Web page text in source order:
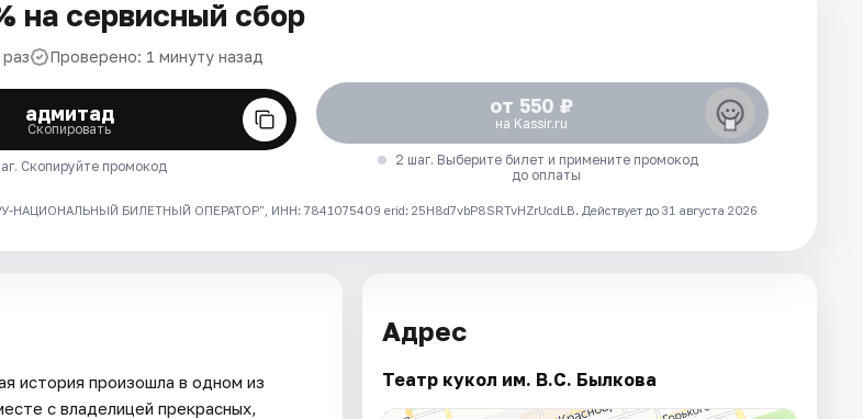
на сервисный сбор
Проверено: 1 минуту назад
адмитад
Скопировать
Скопируйте промокод
от 550 ₽
на Kassir.ru
2 шаг. Выберите билет и примените промокод
до оплаты
НАЦИОНАЛЬНЫЙ БИЛЕТНЫЙ ОПЕРАТОР", ИНН: 7841075409 erid: 25H8d7vbP8SRTvHZrUcdLB. Действует до 31 августа 2026
история произошла в одном из
с владелицей прекрасных,
Адрес
Театр кукол им. В.С. Былкова